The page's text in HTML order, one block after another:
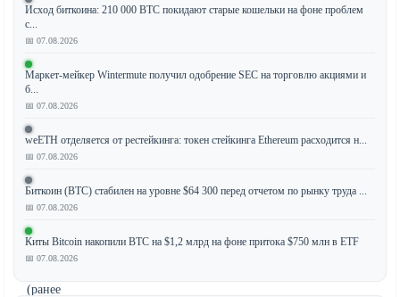
Ведущие
биржи
значительно
усилили
мониторинг
и
процедуры
проверки
переводов,
связанных
(ранее
Исход биткоина: 210 000 BTC покидают старые кошельки на фоне проблем
с...
📅 07.08.2026
Маркет-мейкер Wintermute получил одобрение SEC на торговлю акциями и
б...
📅 07.08.2026
weETH отделяется от рестейкинга: токен стейкинга Ethereum расходится н...
📅 07.08.2026
Биткоин (BTC) стабилен на уровне $64 300 перед отчетом по рынку труда ...
📅 07.08.2026
Киты Bitcoin накопили BTC на $1,2 млрд на фоне притока $750 млн в ETF
📅 07.08.2026